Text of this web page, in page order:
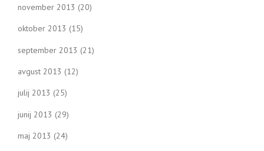
november 2013 (20)
oktober 2013 (15)
september 2013 (21)
avgust 2013 (12)
julij 2013 (25)
junij 2013 (29)
maj 2013 (24)